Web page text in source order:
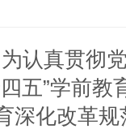
认真贯彻
五”学前
深化改革